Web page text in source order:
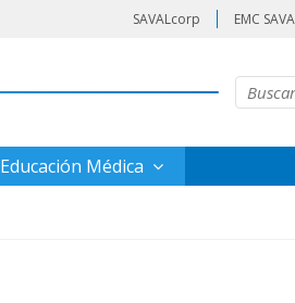
SAVALcorp EMC
Educación Médica